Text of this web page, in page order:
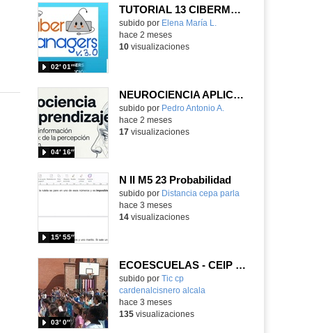
TUTORIAL 13 CIBERMANAGERS CFGM SOLDADURA 23-24
Contenido educativo.
subido por Elena María L.
02′ 01″
hace 2 meses
10visualizaciones
NEUROCIENCIA APLICADA A LA EDUCACIÓN
Contenido educativo.
subido por Pedro Antonio A.
04′ 16″
hace 2 meses
17visualizaciones
N II M5 23 Probabilidad
Contenido educativo.
subido por Distancia cepa parla
15′ 55″
hace 3 meses
14visualizaciones
ECOESCUELAS - CEIP CARDENAL CISNEROS
Contenido educativo.
subido por Tic cp
cardenalcisnero alcala
03′ 0″
hace 3 meses
135visualizaciones